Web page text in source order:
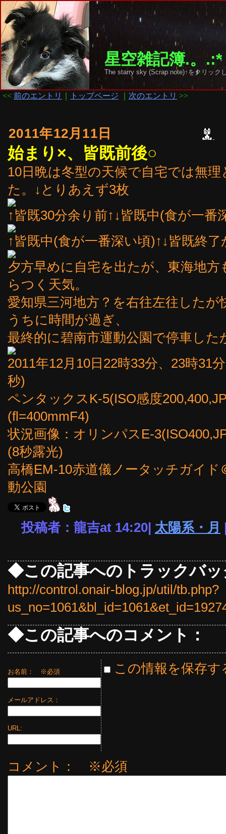
星空雑記簿.。
The starry sky (Scrap note)↑をクリック
<< 前のエントリ トップページ 次のエントリ >>
2011年12月11日
始まり×、皆既前後○
10日晩は冬型の天候で自宅では無
た。↓とりあえず3枚
↑皆既30分余り前↑↓皆既中(食が一番
↑皆既中(食が一番深い頃)↑↓皆既終
夕方早めに自宅を出たが、東海地
らつく天気。
愛知県三河地方？を右往左往した
うちに時間が過ぎ、
最終的に碧南市運動公園で停車し
2011年12月10日22時33分、23時31
秒)
ペンタックスK-5(ISO感度
(fl=400mmF4)
状況画像：オリンパスE-
(8秒露光)
高橋EM-10赤道儀ノータッチガイド
動公園
投稿者：龍吉at 14:20| 太陽系・月
◆この記事へのトラックバッ
http://control.onair-blog.jp/util/tb.php?
◆この記事へのコメント：
お名前： ※必須
メールアドレス：
URL:
この情報を保存す
コメント： ※必須